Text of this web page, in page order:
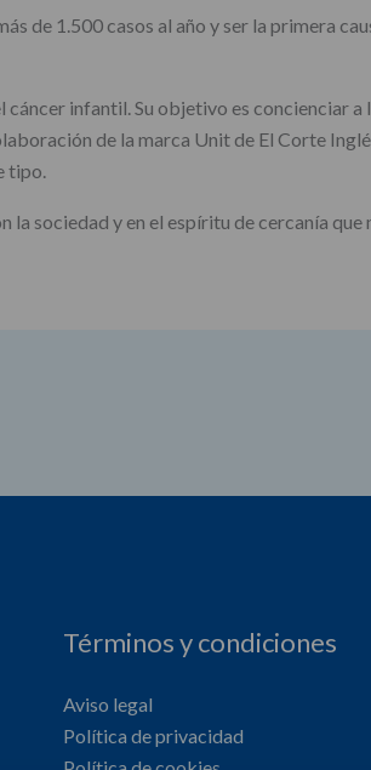
de 1.500 casos al año y ser la primera
infantil. Su objetivo es concienciar
de la marca Unit de El Corte
tipo.
sociedad y en el espíritu de cercanía
Términos y condiciones
Aviso legal
Política de privacidad